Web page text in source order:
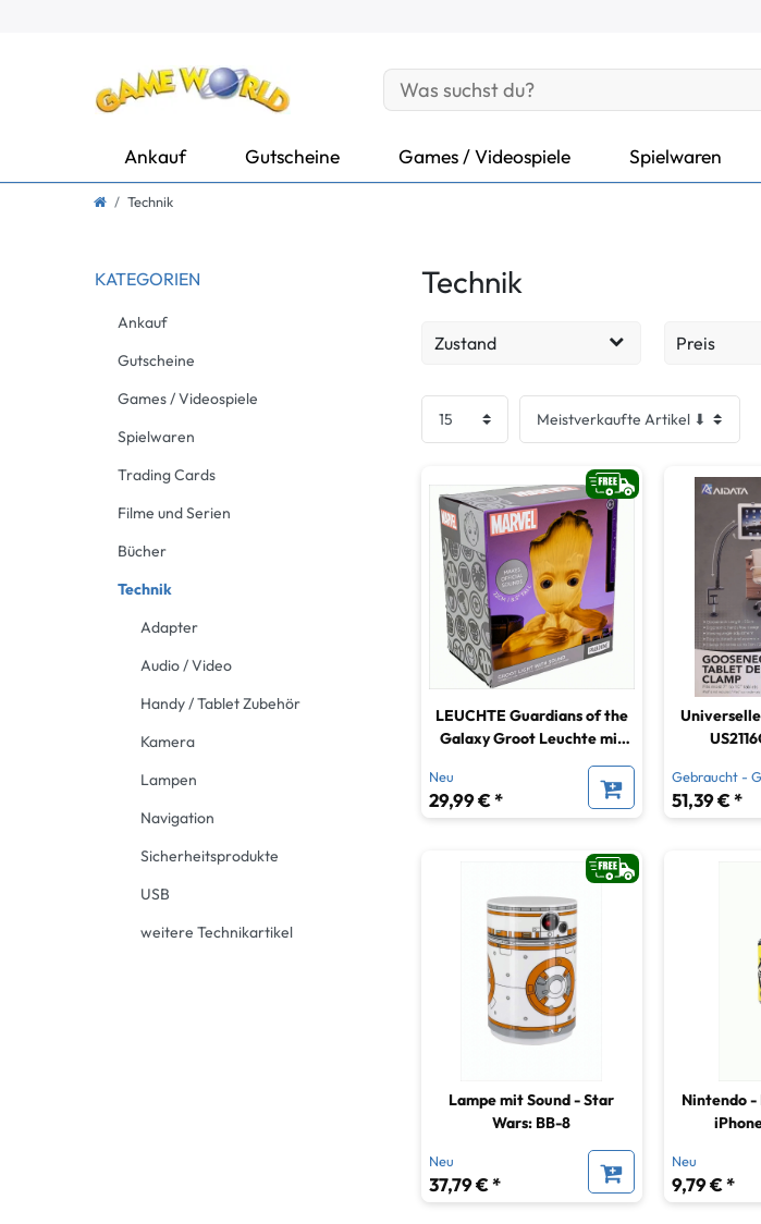
Ankauf Gutscheine Games / Videospiele Spielwaren
Technik
KATEGORIEN
Ankauf
Gutscheine
Games / Videospiele
Spielwaren
Trading Cards
Filme und Serien
Bücher
Technik
Adapter
Audio / Video
Handy / Tablet Zubehör
Kamera
Lampen
Navigation
Sicherheitsprodukte
USB
weitere Technikartikel
Technik
Zustand
Gebraucht - Sehr gut
Gebraucht - Gut
Gebraucht - Akzeptabel
Preis
EUR
LEUCHTE Guardians of the
Galaxy Groot Leuchte mit
Neu
29,99 € *
Gebraucht -
51,39 € *
Lampe mit Sound - Star
Wars: BB-8
Neu
37,79 € *
Nintendo -
Neu
9,79 € *